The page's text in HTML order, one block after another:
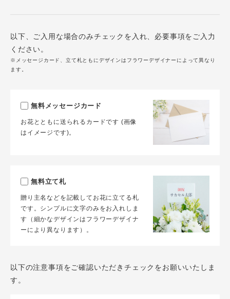
以下、ご入用な場合のみチェックを入れ、必要事項をご入力
ください。
※メッセージカード、立て札ともにデザインはフラワーデザイナーによって異なり
ます。
無料メッセージカード
お花とともに送られるカードです (画像
はイメージです)。
無料立て札
贈り主名などを記載してお花に立てる札
です。シンプルに文字のみをお入れしま
す（細かなデザインはフラワーデザイナ
ーにより異なります）。
以下の注意事項をご確認いただきチェックをお願いいたしま
す。